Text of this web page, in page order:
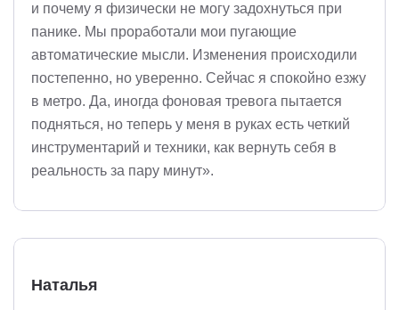
и почему я физически не могу задохнуться при
панике. Мы проработали мои пугающие
автоматические мысли. Изменения происходили
постепенно, но уверенно. Сейчас я спокойно езжу
в метро. Да, иногда фоновая тревога пытается
подняться, но теперь у меня в руках есть четкий
инструментарий и техники, как вернуть себя в
реальность за пару минут».
Наталья